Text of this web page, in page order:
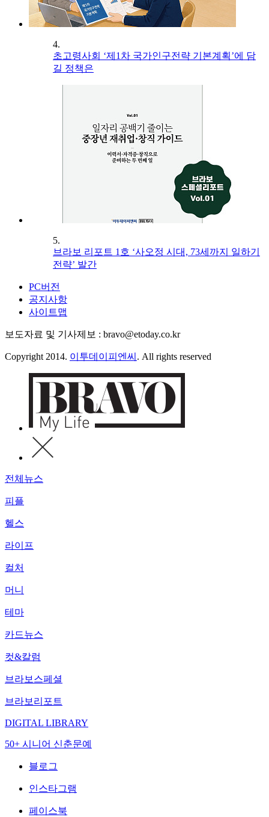
4.
초고령사회 ‘제1차 국가인구전략 기본계획’에 담
길 정책은
5.
브라보 리포트 1호 ‘사오정 시대, 73세까지 일하기
전략’ 발간
PC버전
공지사항
사이트맵
보도자료 및 기사제보 : bravo@etoday.co.kr
Copyright 2014. 이투데이피엔씨 . All rights reserved
전체뉴스
피플
헬스
라이프
컬처
머니
테마
카드뉴스
컷&칼럼
브라보스페셜
브라보리포트
DIGITAL LIBRARY
50+ 시니어 신춘문예
블로그
인스타그램
페이스북